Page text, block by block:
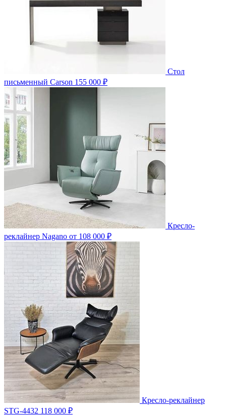
Стол
письменный Carson 155 000 ₽
Кресло-
реклайнер Nagano от 108 000 ₽
Кресло-реклайнер
STG-4432 118 000 ₽